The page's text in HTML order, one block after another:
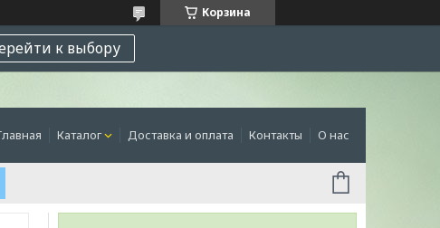
Корзина
к выбору
Каталог Доставка и оплата Контакты О нас